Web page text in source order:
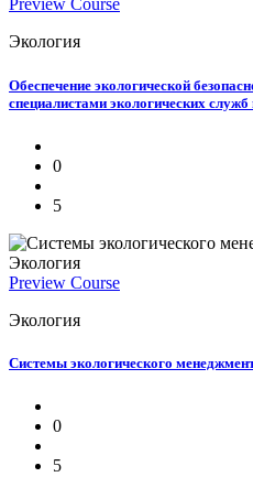
Preview Course
Экология
Обеспечение экологической
специалистами экологических
0
5
Экология
Preview Course
Экология
Системы экологического
0
5